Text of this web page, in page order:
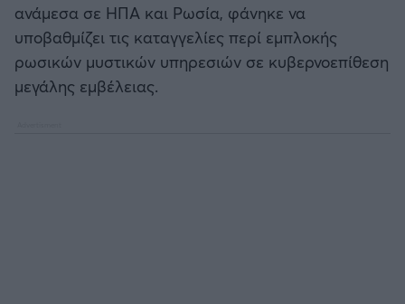
Άρσεναλ
Γιουβέντους
ανάμεσα σε ΗΠΑ και Ρωσία, φάνηκε να
υποβαθμίζει τις καταγγελίες περί εμπλοκής
ρωσικών μυστικών υπηρεσιών σε κυβερνοεπίθεση
μεγάλης εμβέλειας.